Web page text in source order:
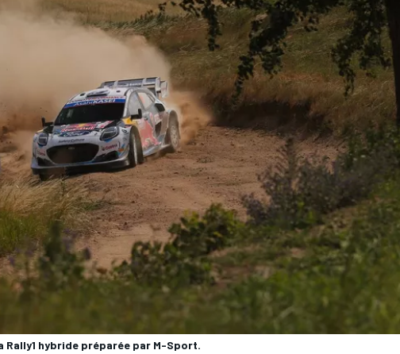
Rally1 hybride préparée par M-Sport.